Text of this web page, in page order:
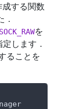
する関数
．
を
します．
ることを